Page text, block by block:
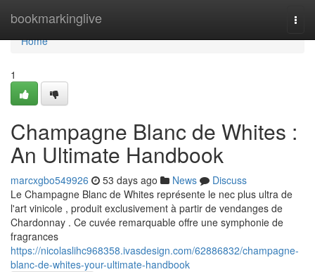
bookmarkinglive
Home
Home
1
Champagne Blanc de Whites :
An Ultimate Handbook
marcxgbo549926 53 days ago News
Discuss
Le Champagne Blanc de Whites représente le nec plus ultra de
l'art vinicole , produit exclusivement à partir de vendanges de
Chardonnay . Ce cuvée remarquable offre une symphonie de
fragrances
https://nicolaslihc968358.ivasdesign.com/62886832/champagne-
blanc-de-whites-your-ultimate-handbook